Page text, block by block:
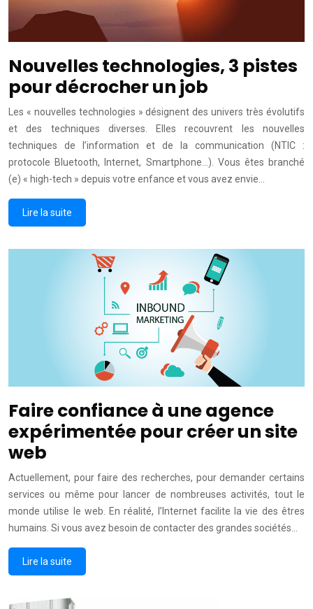
Nouvelles technologies, 3 pistes
pour décrocher un job
Les « nouvelles technologies » désignent des univers très évolutifs
et des techniques diverses. Elles recouvrent les nouvelles
techniques de l’information et de la communication (NTIC :
protocole Bluetooth, Internet, Smartphone…). Vous êtes branché
(e) « high-tech » depuis votre enfance et vous avez envie…
Lire la suite
Faire confiance à une agence
expérimentée pour créer un site
web
Actuellement, pour faire des recherches, pour demander certains
services ou même pour lancer de nombreuses activités, tout le
monde utilise le web. En réalité, l’Internet facilite la vie des êtres
humains. Si vous avez besoin de contacter des grandes sociétés…
Lire la suite